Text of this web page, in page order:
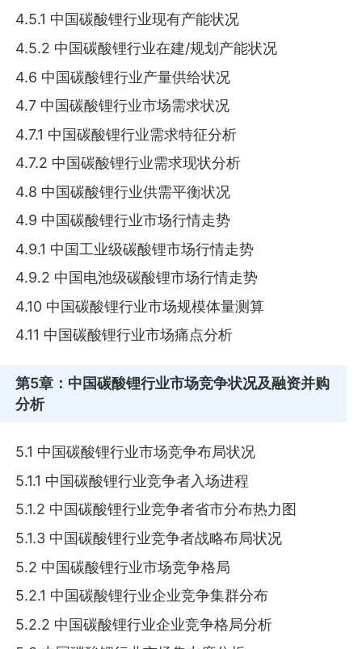
4.5.1 中国碳酸锂行业现有产能状况
4.5.2 中国碳酸锂行业在建/规划产能状况
4.6 中国碳酸锂行业产量供给状况
4.7 中国碳酸锂行业市场需求状况
4.7.1 中国碳酸锂行业需求特征分析
4.7.2 中国碳酸锂行业需求现状分析
4.8 中国碳酸锂行业供需平衡状况
4.9 中国碳酸锂行业市场行情走势
4.9.1 中国工业级碳酸锂市场行情走势
4.9.2 中国电池级碳酸锂市场行情走势
4.10 中国碳酸锂行业市场规模体量测算
4.11 中国碳酸锂行业市场痛点分析
第5章 ：中国碳酸锂行业市场竞争状况及融资并购
分析
5.1 中国碳酸锂行业市场竞争布局状况
5.1.1 中国碳酸锂行业竞争者入场进程
5.1.2 中国碳酸锂行业竞争者省市分布热力图
5.1.3 中国碳酸锂行业竞争者战略布局状况
5.2 中国碳酸锂行业市场竞争格局
5.2.1 中国碳酸锂行业企业竞争集群分布
5.2.2 中国碳酸锂行业企业竞争格局分析